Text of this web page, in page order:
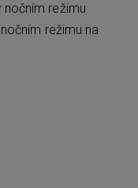
režimu
režimu na